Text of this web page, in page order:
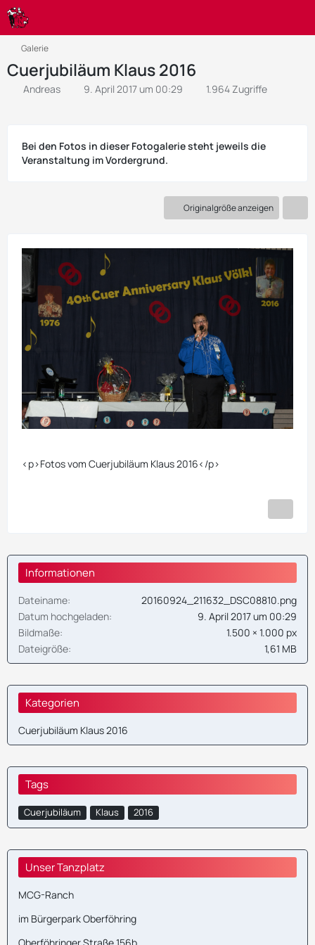
Galerie
Cuerjubiläum Klaus 2016
Andreas 9. April 2017 um 00:29 1.964 Zugriffe
Bei den Fotos in dieser Fotogalerie steht jeweils die
Veranstaltung im Vordergrund.
Originalgröße anzeigen
<p>Fotos vom Cuerjubiläum Klaus 2016</p>
Informationen
Dateiname
20160924_211632_DSC08810.png
Datum hochgeladen
9. April 2017 um 00:29
Bildmaße
1.500 × 1.000 px
Dateigröße
1,61 MB
Kategorien
Cuerjubiläum Klaus 2016
Tags
Cuerjubiläum Klaus 2016
Unser Tanzplatz
MCG-Ranch
im Bürgerpark Oberföhring